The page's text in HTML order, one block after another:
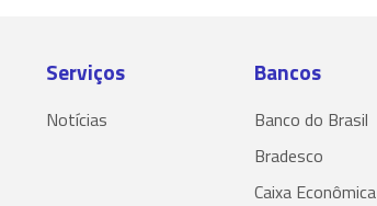
Serviços
Notícias
Bancos
Banco do Brasil
Bradesco
Caixa Econômica